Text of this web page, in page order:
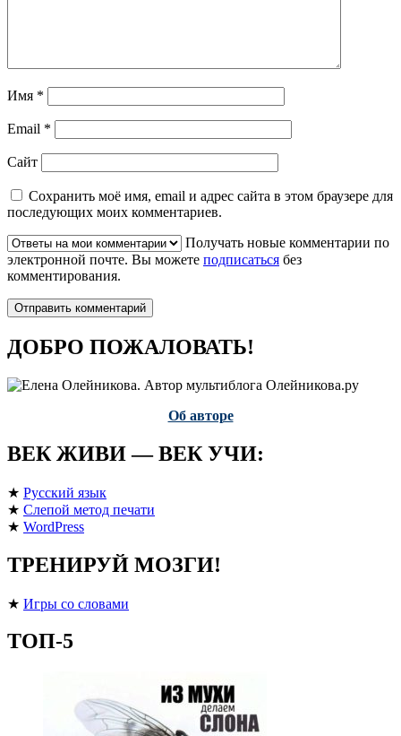
Имя *
Email *
Сайт
Сохранить моё имя, email и адрес сайта в этом браузере для
последующих моих комментариев.
Получать новые комментарии по
электронной почте. Вы можете подписаться без
комментирования.
ДОБРО ПОЖАЛОВАТЬ!
Об авторе
ВЕК ЖИВИ — ВЕК УЧИ:
★ Русский язык
★ Слепой метод печати
★ WordPress
ТРЕНИРУЙ МОЗГИ!
★ Игры со словами
ТОП-5